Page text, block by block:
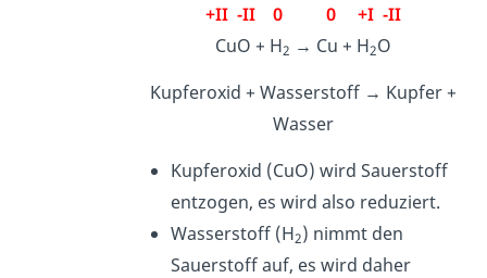
+II -II 0 0 +I -II
CuO + H2 → Cu + H2O
Kupferoxid + Wasserstoff → Kupfer +
Wasser
Kupferoxid (CuO) wird Sauerstoff
entzogen, es wird also reduziert.
Wasserstoff (H2) nimmt den
Sauerstoff auf, es wird daher